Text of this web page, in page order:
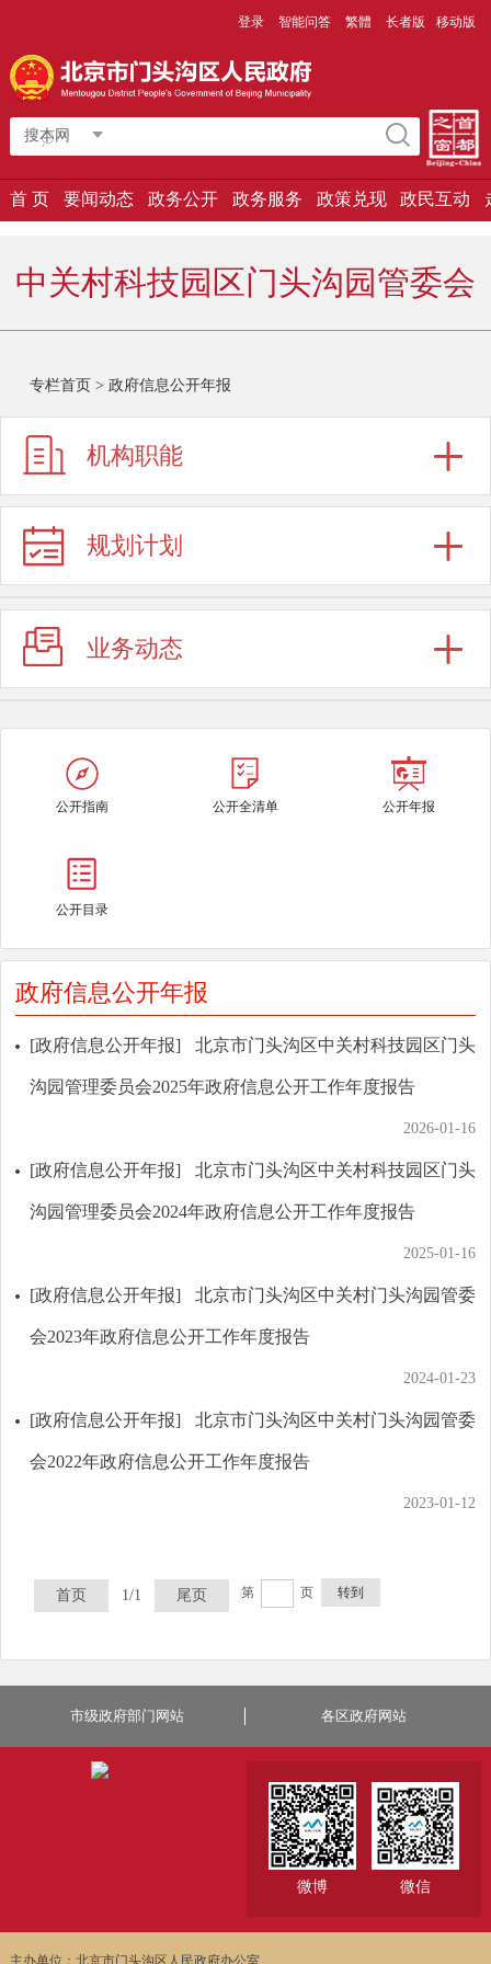
登录 智能问答 繁體 长者版 移动版
搜本网
首 页 要闻动态 政务公开 政务服务 政策兑现 政民互动
中关村科技园区门头沟园管委会
专栏首页 > 政府信息公开年报
机构职能
规划计划
业务动态
公开指南 公开全清单 公开年报
公开目录
政府信息公开年报
[政府信息公开年报] 北京市门头沟区中关村科技园区门头
沟园管理委员会2025年政府信息公开工作年度报告
2026-01-16
[政府信息公开年报] 北京市门头沟区中关村科技园区门头
沟园管理委员会2024年政府信息公开工作年度报告
2025-01-16
[政府信息公开年报] 北京市门头沟区中关村门头沟园管委
会2023年政府信息公开工作年度报告
2024-01-23
[政府信息公开年报] 北京市门头沟区中关村门头沟园管委
会2022年政府信息公开工作年度报告
2023-01-12
首页 1/1 尾页 第 页 转到
市级政府部门网站 各区政府网站
微博 微信
主办单位：北京市门头沟区人民政府办公室